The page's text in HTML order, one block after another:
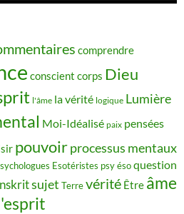
comprendre
conscient corps Dieu
l'âme la vérité logique Lumière
Moi-Idéalisé paix pensées
pouvoirprocessus mentaux
Esotéristes psy ésoquestion
sujet Terrevérité Être âme